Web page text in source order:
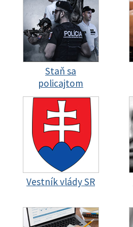
Staň sa
policajtom
Vestník vlády SR